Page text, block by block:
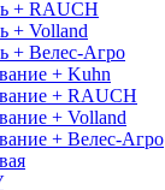
+ RAUCH
+ Volland
+ Велес-Агро
+ Kuhn
+ RAUCH
+ Volland
+ Велес-Агро